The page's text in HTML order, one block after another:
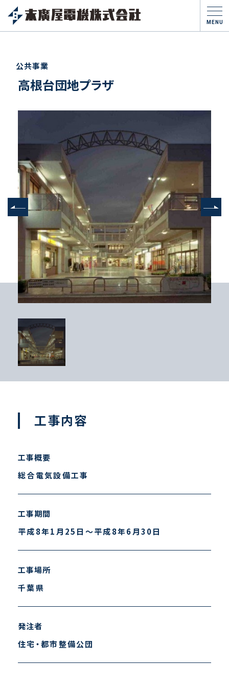
MENU
公共事業
高根台団地プラザ
工事内容
工事概要
総合電気設備工事
工事期間
平成8年1月25日～平成8年6月30日
工事場所
千葉県
発注者
住宅・都市整備公団